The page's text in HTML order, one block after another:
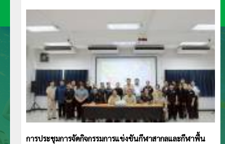
การประชุมการจัดกิจกรรมการแข่งขันกีฬาสากลและกีฬาพื้น